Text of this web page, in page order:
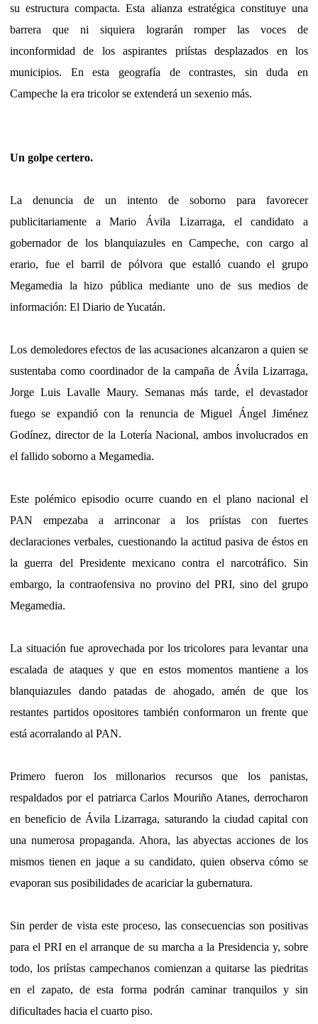
su estructura compacta. Esta alianza estratégica constituye una
barrera que ni siquiera lograrán romper las voces de
inconformidad de los aspirantes priístas desplazados en los
municipios. En esta geografía de contrastes, sin duda en
Campeche la era tricolor se extenderá un sexenio más.
Un golpe certero.
La denuncia de un intento de soborno para favorecer
publicitariamente a Mario Ávila Lizarraga, el candidato a
gobernador de los blanquiazules en Campeche, con cargo al
erario, fue el barril de pólvora que estalló cuando el grupo
Megamedia la hizo pública mediante uno de sus medios de
información: El Diario de Yucatán.
Los demoledores efectos de las acusaciones alcanzaron a quien se
sustentaba como coordinador de la campaña de Ávila Lizarraga,
Jorge Luis Lavalle Maury. Semanas más tarde, el devastador
fuego se expandió con la renuncia de Miguel Ángel Jiménez
Godínez, director de la Lotería Nacional, ambos involucrados en
el fallido soborno a Megamedia.
Este polémico episodio ocurre cuando en el plano nacional el
PAN empezaba a arrinconar a los priístas con fuertes
declaraciones verbales, cuestionando la actitud pasiva de éstos en
la guerra del Presidente mexicano contra el narcotráfico. Sin
embargo, la contraofensiva no provino del PRI, sino del grupo
Megamedia.
La situación fue aprovechada por los tricolores para levantar una
escalada de ataques y que en estos momentos mantiene a los
blanquiazules dando patadas de ahogado, amén de que los
restantes partidos opositores también conformaron un frente que
está acorralando al PAN.
Primero fueron los millonarios recursos que los panistas,
respaldados por el patriarca Carlos Mouriño Atanes, derrocharon
en beneficio de Ávila Lizarraga, saturando la ciudad capital con
una numerosa propaganda. Ahora, las abyectas acciones de los
mismos tienen en jaque a su candidato, quien observa cómo se
evaporan sus posibilidades de acariciar la gubernatura.
Sin perder de vista este proceso, las consecuencias son positivas
para el PRI en el arranque de su marcha a la Presidencia y, sobre
todo, los priístas campechanos comienzan a quitarse las piedritas
en el zapato, de esta forma podrán caminar tranquilos y sin
dificultades hacia el cuarto piso.